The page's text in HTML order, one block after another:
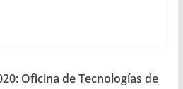
Oficina de Tecnologías de